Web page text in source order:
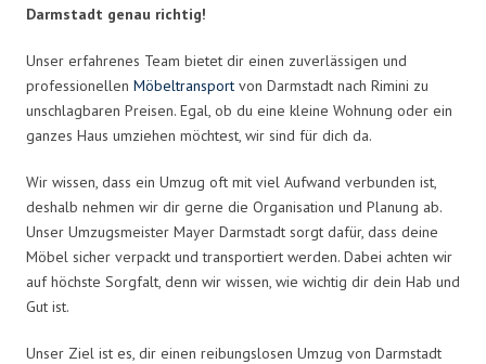
Darmstadt genau richtig!
Unser erfahrenes Team bietet dir einen zuverlässigen und
professionellen Möbeltransport von Darmstadt nach Rimini zu
unschlagbaren Preisen. Egal, ob du eine kleine Wohnung oder ein
ganzes Haus umziehen möchtest, wir sind für dich da.
Wir wissen, dass ein Umzug oft mit viel Aufwand verbunden ist,
deshalb nehmen wir dir gerne die Organisation und Planung ab.
Unser Umzugsmeister Mayer Darmstadt sorgt dafür, dass deine
Möbel sicher verpackt und transportiert werden. Dabei achten wir
auf höchste Sorgfalt, denn wir wissen, wie wichtig dir dein Hab und
Gut ist.
Unser Ziel ist es, dir einen reibungslosen Umzug von Darmstadt